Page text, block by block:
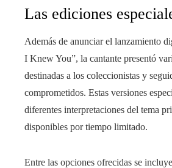
Las ediciones
Además de anunciar el lanzamiento
I Knew You”, la cantante presentó
destinadas a los coleccionistas y
comprometidos. Estas versiones
diferentes interpretaciones del tema
disponibles por tiempo limitado.
Entre las opciones ofrecidas se